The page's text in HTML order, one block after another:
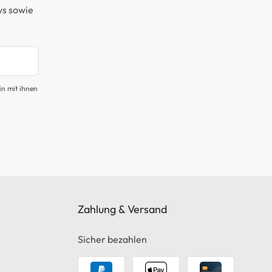
sowie
mit ihnen
Zahlung & Versand
Sicher bezahlen